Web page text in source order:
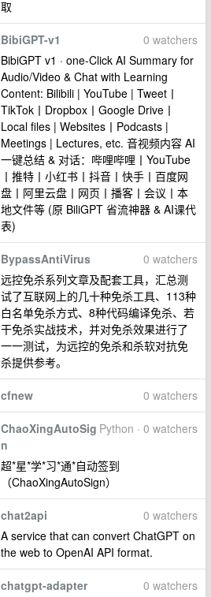
取
0 watchers
BibiGPT-v1
BibiGPT v1 · one-Click AI Summary for
Audio/Video & Chat with Learning
Content: Bilibili | YouTube | Tweet丨
TikTok丨Dropbox丨Google Drive丨
Local files | Websites丨Podcasts |
Meetings | Lectures, etc. 音视频内容 AI
一键总结 & 对话：哔哩哔哩丨YouTube
丨推特丨小红书丨抖音丨快手丨百度网
盘丨阿里云盘丨网页丨播客丨会议丨本
地文件等 (原 BiliGPT 省流神器 & AI课代
表)
0 watchers
BypassAntiVirus
远控免杀系列文章及配套工具，汇总测
试了互联网上的几十种免杀工具、113种
白名单免杀方式、8种代码编译免杀、若
干免杀实战技术，并对免杀效果进行了
一一测试，为远控的免杀和杀软对抗免
杀提供参考。
0 watchers
cfnew
Python · 0 watchers
ChaoXingAutoSig
n
超*星*学*习*通*自动签到
（ChaoXingAutoSign）
0 watchers
chat2api
A service that can convert ChatGPT on
the web to OpenAI API format.
0 watchers
chatgpt-adapter